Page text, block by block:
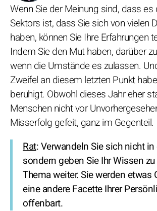
Wenn Sie der Meinung sind, dass
Sektors ist, dass Sie sich von vielen
haben, können Sie Ihre Erfahrungen
Indem Sie den Mut haben, darüber
wenn die Umstände es zulassen.
Zweifel an diesem letzten Punkt
beruhigt. Obwohl dieses Jahr eher
Menschen nicht vor
Misserfolg gefeit, ganz im Gegenteil.
Rat: Verwandeln Sie sich nicht in
sondern geben Sie Ihr Wissen
Thema weiter. Sie werden etwas
eine andere Facette Ihrer
offenbart.